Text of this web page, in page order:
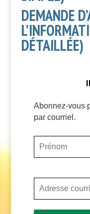
DEMANDE
DÉTAILLÉE)
Abonnez-vous
par courriel.